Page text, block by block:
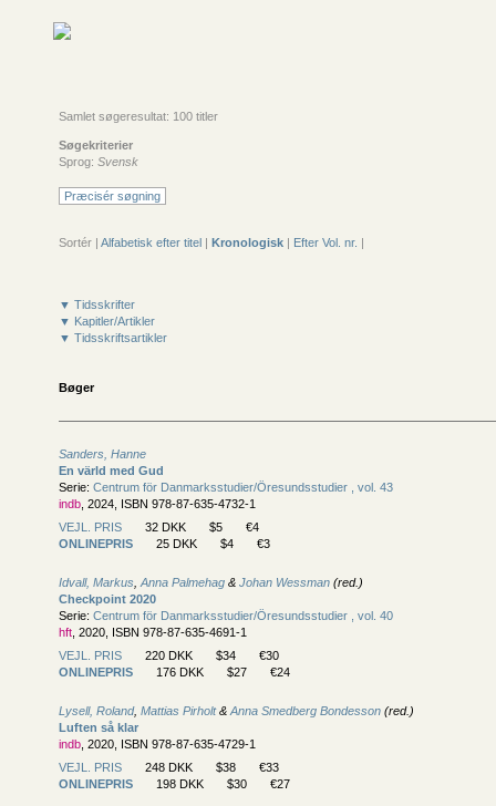
Samlet søgeresultat: 100 titler
Søgekriterier
Sprog: Svensk
Præcisér søgning
Sortér | Alfabetisk efter titel | Kronologisk | Efter Vol. nr. |
▼ Tidsskrifter
▼ Kapitler/Artikler
▼ Tidsskriftsartikler
Bøger
Sanders, Hanne
En värld med Gud
Serie: Centrum för Danmarksstudier/Öresundsstudier , vol. 43
indb , 2024, ISBN 978-87-635-4732-1
VEJL. PRIS
32 DKK $5
€4
ONLINEPRIS
25 DKK $4 €3
Idvall, Markus Anna Palmehag & Johan Wessman (red.)
Checkpoint 2020
Serie: Centrum för Danmarksstudier/Öresundsstudier , vol. 40
hft , 2020, ISBN 978-87-635-4691-1
VEJL. PRIS
220 DKK $34
€30
ONLINEPRIS
176 DKK $27 €24
Lysell, Roland, Mattias Pirholt& Anna Smedberg Bondesson (red.)
Luften så klar
indb , 2020, ISBN 978-87-635-4729-1
VEJL. PRIS
248 DKK $38
€33
ONLINEPRIS
198 DKK $30 €27